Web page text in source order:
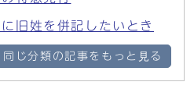
旧姓を併記したいとき
同じ分類の記事をもっと見る